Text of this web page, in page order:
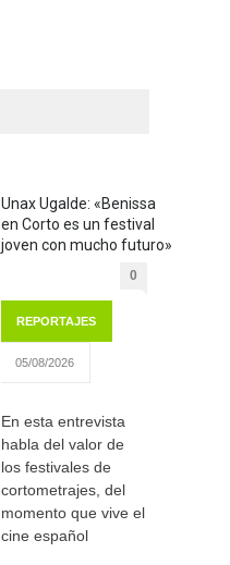
Unax Ugalde: «Benissa
en Corto es un festival
joven con mucho futuro»
0
REPORTAJES
05/08/2026
En esta entrevista
habla del valor de
los festivales de
cortometrajes, del
momento que vive el
cine español